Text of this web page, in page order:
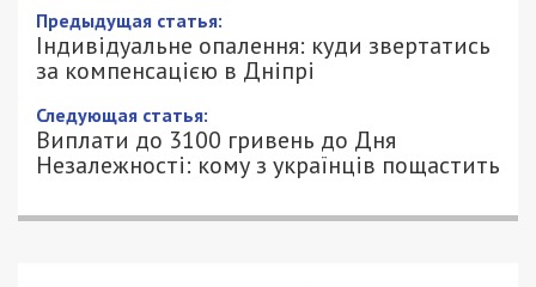
Предыдущая статья:
Індивідуальне опалення: куди звертатись
за компенсацією в Дніпрі
Следующая статья:
Виплати до 3100 гривень до Дня
Незалежності: кому з українців пощастить